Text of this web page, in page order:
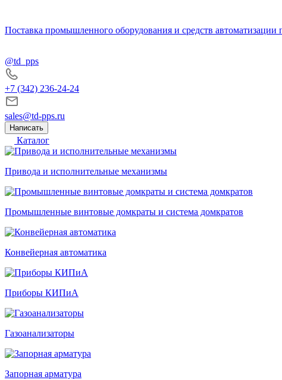
Поставка промышленного оборудования и средств автоматизации
@td_pps
+7 (342) 236-24-24
sales@td-pps.ru
Написать
Каталог
Привода и исполнительные механизмы
Промышленные винтовые домкраты и система домкратов
Конвейерная автоматика
Приборы КИПиА
Газоанализаторы
Запорная арматура